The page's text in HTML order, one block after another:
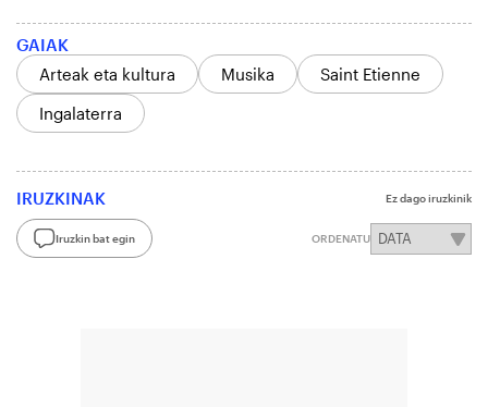
GAIAK
Arteak eta kultura
Musika
Saint Etienne
Ingalaterra
IRUZKINAK Ez dago iruzkinik
Iruzkin bat egin ORDENATU